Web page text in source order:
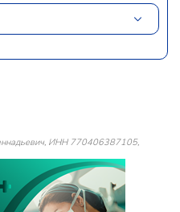
ИНН 770406387105,